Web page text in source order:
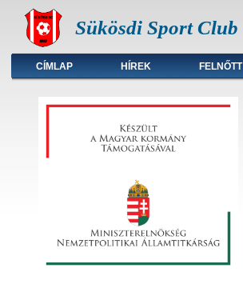
Sükösdi Sport Club
Főmenü
CÍMLAP HÍREK FELNŐTT